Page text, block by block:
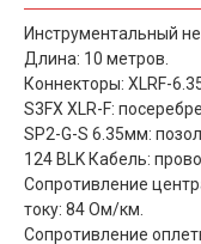
Инструментальный
Длина: 10 метров.
Коннекторы: XLRF-
S3FX XLR-F:
SP2-G-S 6.35мм:
124 BLK Кабель:
Сопротивление
току: 84 Ом/км.
Сопротивление